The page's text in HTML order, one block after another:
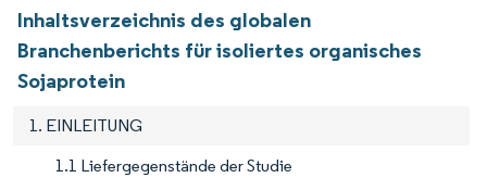
Inhaltsverzeichnis des globalen
Branchenberichts für isoliertes organisches
Sojaprotein
1. EINLEITUNG
1.1 Liefergegenstände der Studie